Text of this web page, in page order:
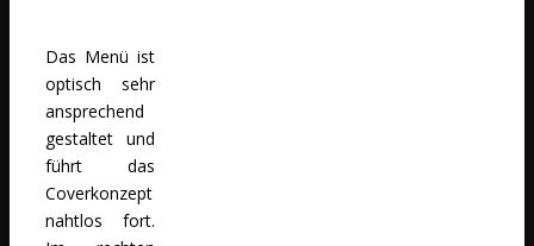
Das Menü ist
optisch sehr
ansprechend
gestaltet und
führt das
Coverkonzept
nahtlos fort.